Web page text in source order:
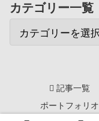
カテゴリー一覧
記事一覧
ポートフォリオ